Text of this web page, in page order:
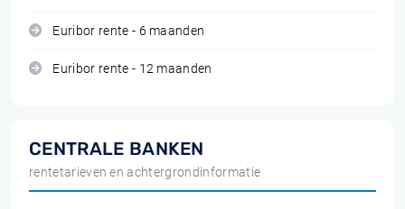
Euribor rente - 6 maanden
Euribor rente - 12 maanden
CENTRALE BANKEN
rentetarieven en achtergrondinformatie